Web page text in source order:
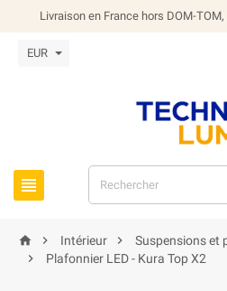
Livraison en France hors DOM-TOM,
EUR

  Intérieur 
Suspensions et

Plafonnier LED - Kura Top X2